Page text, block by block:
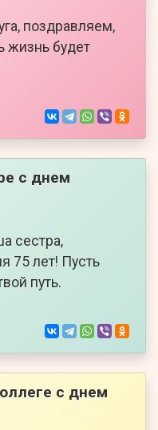
поздравляем,
жизнь будет
с днем
сестра,
75 лет! Пусть
путь.
с днем